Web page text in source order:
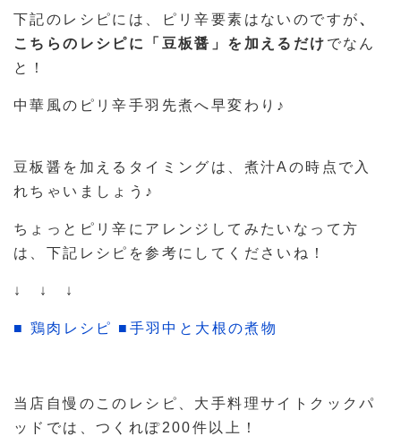
下記のレシピには、ピリ辛要素はないのですが、
こちらのレシピに「豆板醤」を加えるだけ でなん
と！
中華風のピリ辛手羽先煮へ早変わり♪
豆板醤を加えるタイミングは、煮汁Aの時点で入
れちゃいましょう♪
ちょっとピリ辛にアレンジしてみたいなって方
は、下記レシピを参考にしてくださいね！
↓ ↓ ↓
■ 鶏肉レシピ ■手羽中と大根の煮物
当店自慢のこのレシピ、大手料理サイトクックパ
ッドでは、つくれぽ200件以上！